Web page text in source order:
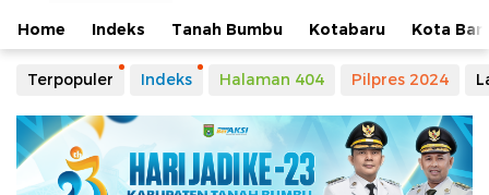
Home Indeks Tanah Bumbu Kotabaru Kota
Terpopuler Indeks Halaman 404 Pilpres 2024